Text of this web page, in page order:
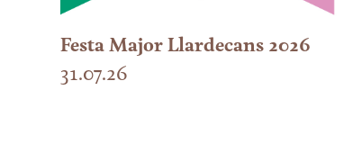
Festa Major Llardecans 2026
31.07.26